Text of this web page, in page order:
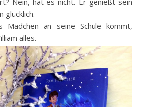
glücklich.
Mädchen an seine Schule kommt,
alles.